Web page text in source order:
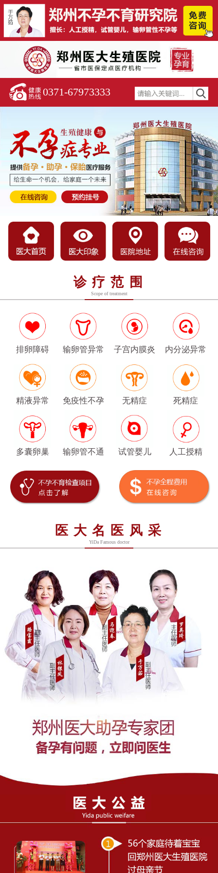
0371-67973333
诊疗范围
Scope of treatment
排卵障碍 输卵管异常 子宫内膜炎 内分泌异常
精液异常 免疫性不孕 无精症 死精症
多囊卵巢 输卵管不通 试管婴儿 人工授精
医大名医风采
YiDa Famous doctor